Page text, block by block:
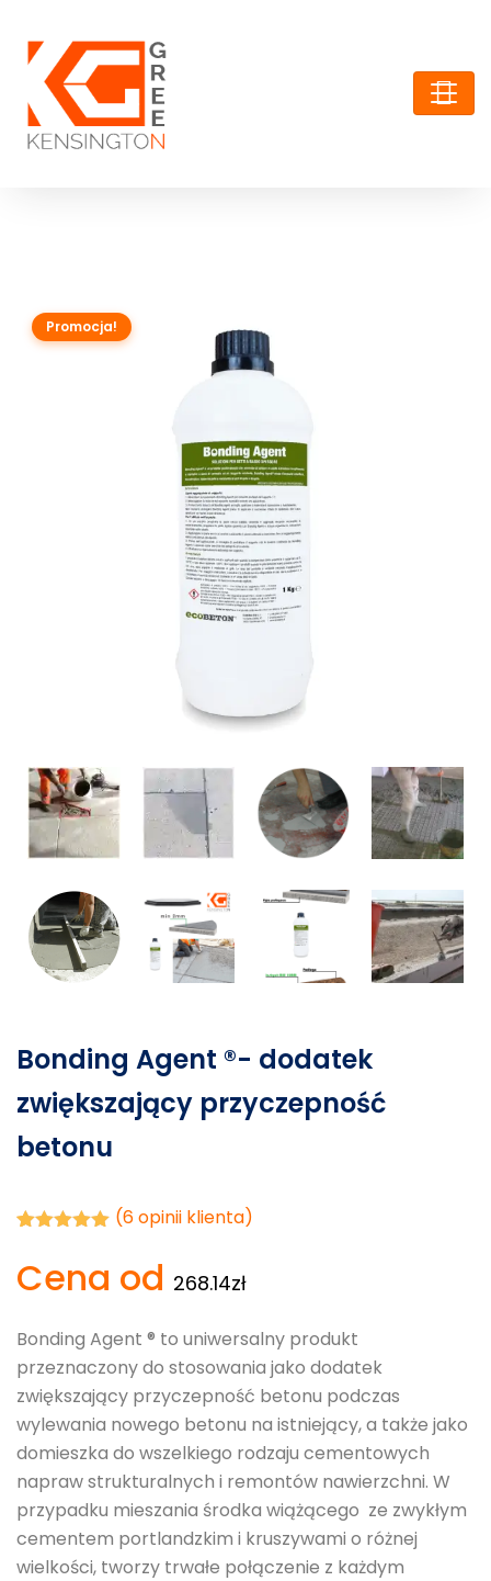
Promocja!
Bonding Agent ®- dodatek
zwiększający przyczepność
betonu
na
klientów
(6opinii klienta)
Cena od 268.14zł
Bonding Agent ® to uniwersalny produkt
przeznaczony do stosowania jako dodatek
zwiększający przyczepność betonu podczas
wylewania nowego betonu na istniejący, a także jako
domieszka do wszelkiego rodzaju cementowych
napraw strukturalnych i remontów nawierzchni. W
przypadku mieszania środka wiążącego ze zwykłym
cementem portlandzkim i kruszywami o różnej
wielkości, tworzy trwałe połączenie z każdym